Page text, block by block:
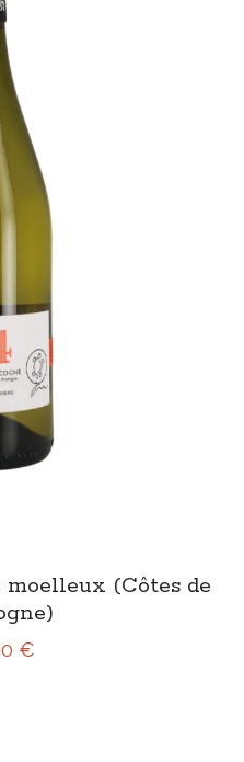
(Côtes de
€